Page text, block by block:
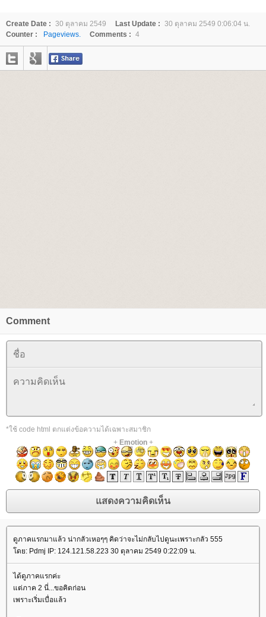
Create Date : 30 ตุลาคม 2549 Last Update : 30 ตุลาคม 2549 0:06:04 น.
Counter :
Pageviews. Comments : 4
Comment
*ใช้ code html ตกแต่งข้อความได้เฉพาะสมาชิก
+ Emotion+
ดูภาคแรกมาแล้ว น่ากลัวเหอๆๆ คิดว่าจะไม่กลับไปดูนะเพราะกลัว 555
ดย: Pdmj IP: 124.121.58.223 30 ตุลาคม 2549 0:22:09 น.
ได้ดูภาคแรกค่ะ
ต่ภาค 2 นี่...ขอคิดก่อน
เพราะเริ่มเบื่อแล้ว